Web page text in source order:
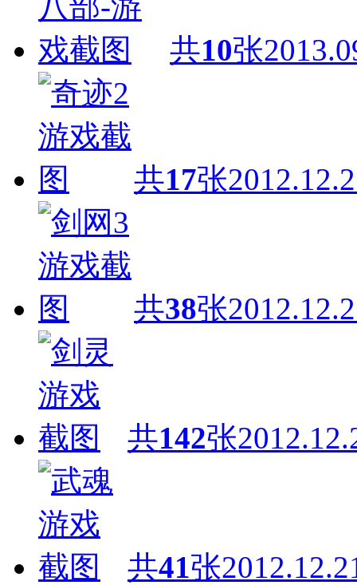
共10张
共17张
共38张
共142张
共41张